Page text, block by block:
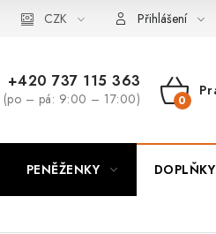
CZK Přihlášení
+420 737 115 363
(po – pá: 9:00 – 17:00)
PENĚŽENKY